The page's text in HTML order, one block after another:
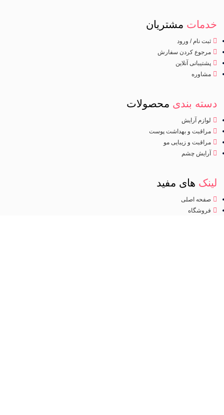
خدمات مشتریان
ثبت نام / ورود
مرجوع کردن سفارش
پشتیبانی آنلاین
مشاوره
دسته بندی محصولات
لوازم آرایش
مراقبت و بهداشت پوست
مراقبت و زیبایی مو
آرایش چشم
لینک های مفید
صفحه اصلی
فروشگاه